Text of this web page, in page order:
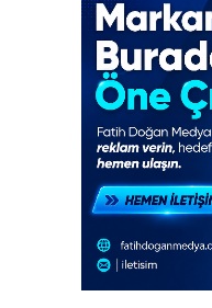
Çarpışmanın
döndü. Motor bloğu ve
sürede bölgeye çok
Türkiye’nin
daha adliyeye taşındı.
kamuoyunda
örgütüne yönelik
149 şüpheli hakkında
elebaşılığını “Hamuş”
belirtilen
yanına yayılmış geniş
52 Ayrı Eylem,